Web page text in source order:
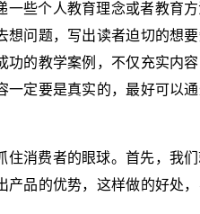
一些个人教育理念或者教育
想问题，写出读者迫切的想
功的教学案例，不仅充实内
一定要是真实的，最好可以
住消费者的眼球。首先，我
产品的优势，这样做的好处